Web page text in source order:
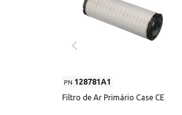
PN 128781A1
Filtro de Ar Primário Case CE